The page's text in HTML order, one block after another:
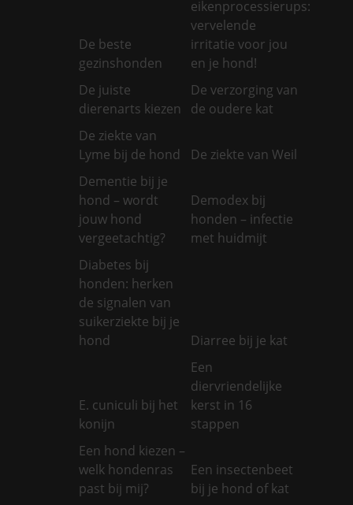
De beste
gezinshonden
eikenprocessierups:
vervelende
irritatie voor jou
en je hond!
De juiste
dierenarts kiezen
De verzorging van
de oudere kat
De ziekte van
Lyme bij de hond
De ziekte van Weil
Dementie bij je
hond – wordt
jouw hond
vergeetachtig?
Demodex bij
honden – infectie
met huidmijt
Diabetes bij
honden: herken
de signalen van
suikerziekte bij je
hond
Diarree bij je kat
E. cuniculi bij het
konijn
Een
diervriendelijke
kerst in 16
stappen
Een hond kiezen –
welk hondenras
past bij mij?
Een insectenbeet
bij je hond of kat